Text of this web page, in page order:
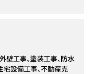
壁工事、塗装工事、防水
宅設備工事、不動産売